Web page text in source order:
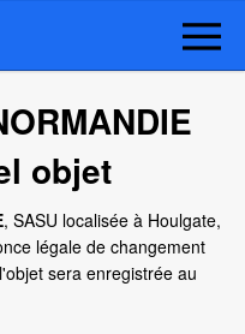
objet
, SASU localisée à Houlgate,
légale de changement
sera enregistrée au